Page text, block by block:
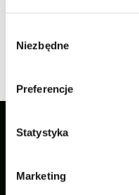
zgody
Niezbędne
Preferencje
Statystyka
Marketing
previous